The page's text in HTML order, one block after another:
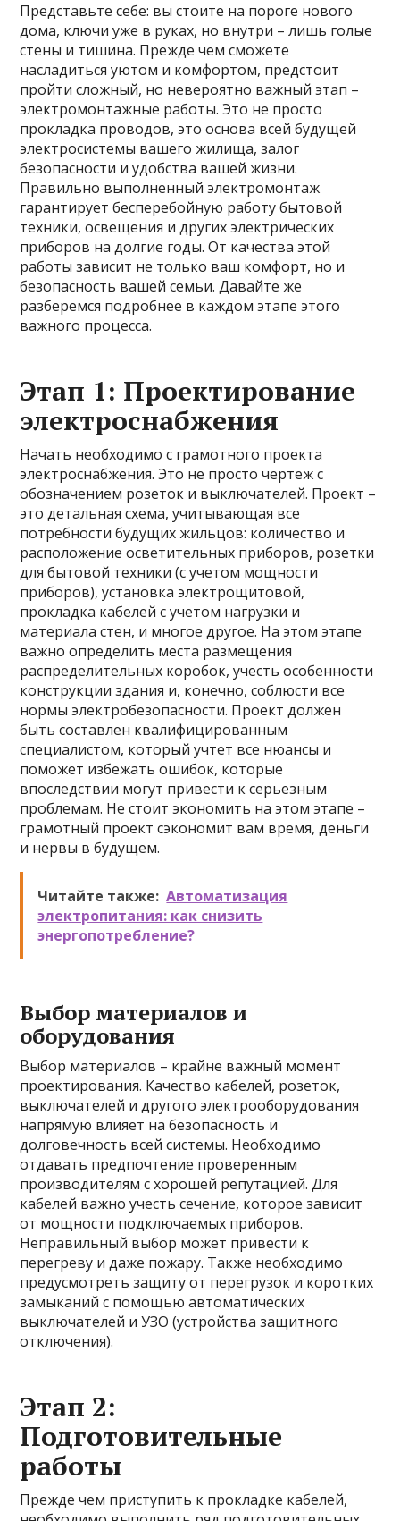
Представьте себе: вы стоите на пороге нового
дома, ключи уже в руках, но внутри – лишь голые
стены и тишина. Прежде чем сможете
насладиться уютом и комфортом, предстоит
пройти сложный, но невероятно важный этап –
электромонтажные работы. Это не просто
прокладка проводов, это основа всей будущей
электросистемы вашего жилища, залог
безопасности и удобства вашей жизни.
Правильно выполненный электромонтаж
гарантирует бесперебойную работу бытовой
техники, освещения и других электрических
приборов на долгие годы. От качества этой
работы зависит не только ваш комфорт, но и
безопасность вашей семьи. Давайте же
разберемся подробнее в каждом этапе этого
важного процесса.
Этап 1: Проектирование
электроснабжения
Начать необходимо с грамотного проекта
электроснабжения. Это не просто чертеж с
обозначением розеток и выключателей. Проект –
это детальная схема, учитывающая все
потребности будущих жильцов: количество и
расположение осветительных приборов, розетки
для бытовой техники (с учетом мощности
приборов), установка электрощитовой,
прокладка кабелей с учетом нагрузки и
материала стен, и многое другое. На этом этапе
важно определить места размещения
распределительных коробок, учесть особенности
конструкции здания и, конечно, соблюсти все
нормы электробезопасности. Проект должен
быть составлен квалифицированным
специалистом, который учтет все нюансы и
поможет избежать ошибок, которые
впоследствии могут привести к серьезным
проблемам. Не стоит экономить на этом этапе –
грамотный проект сэкономит вам время, деньги
и нервы в будущем.
Читайте также: Автоматизация
электропитания: как снизить
энергопотребление?
Выбор материалов и
оборудования
Выбор материалов – крайне важный момент
проектирования. Качество кабелей, розеток,
выключателей и другого электрооборудования
напрямую влияет на безопасность и
долговечность всей системы. Необходимо
отдавать предпочтение проверенным
производителям с хорошей репутацией. Для
кабелей важно учесть сечение, которое зависит
от мощности подключаемых приборов.
Неправильный выбор может привести к
перегреву и даже пожару. Также необходимо
предусмотреть защиту от перегрузок и коротких
замыканий с помощью автоматических
выключателей и УЗО (устройства защитного
отключения).
Этап 2:
Подготовительные
работы
Прежде чем приступить к прокладке кабелей,